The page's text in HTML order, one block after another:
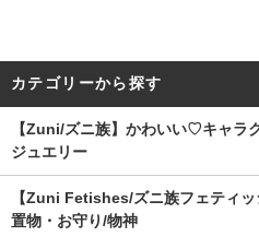
カテゴリーから探す
【Zuni/ズニ族】かわいい♡キャラ
ジュエリー
【Zuni Fetishes/ズニ族フェティ
置物・お守り/物神